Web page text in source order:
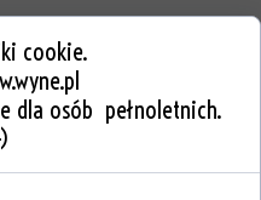
cookie.
dla osób pełnoletnich.